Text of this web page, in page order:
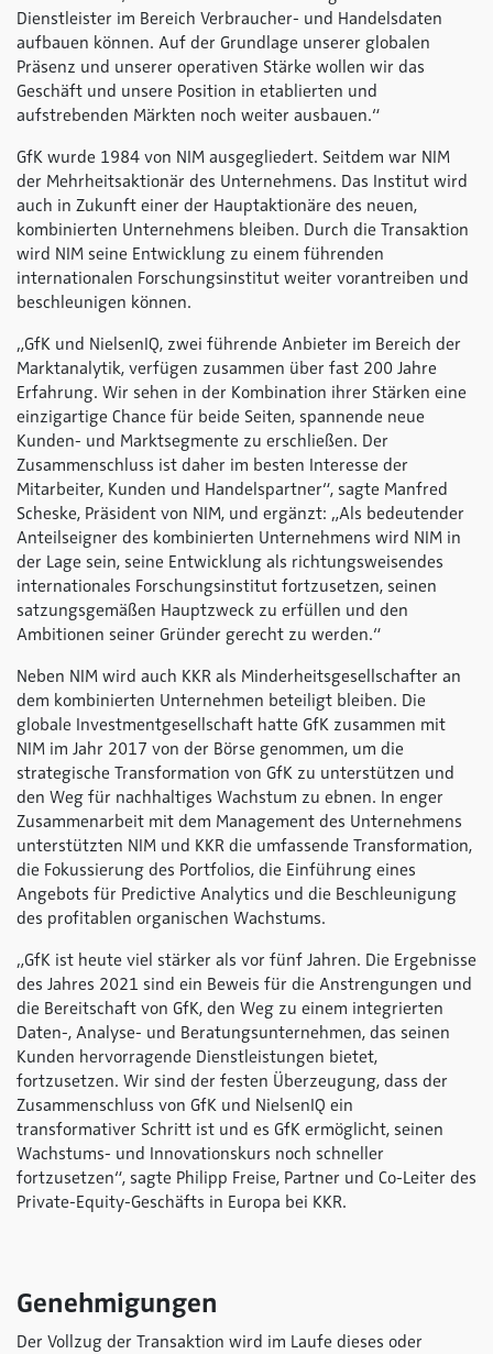
Dienstleister im Bereich Verbraucher- und Handelsdaten
aufbauen können. Auf der Grundlage unserer globalen
Präsenz und unserer operativen Stärke wollen wir das
Geschäft und unsere Position in etablierten und
aufstrebenden Märkten noch weiter ausbauen.“
GfK wurde 1984 von NIM ausgegliedert. Seitdem war NIM
der Mehrheitsaktionär des Unternehmens. Das Institut wird
auch in Zukunft einer der Hauptaktionäre des neuen,
kombinierten Unternehmens bleiben. Durch die Transaktion
wird NIM seine Entwicklung zu einem führenden
internationalen Forschungsinstitut weiter vorantreiben und
beschleunigen können.
„GfK und NielsenIQ, zwei führende Anbieter im Bereich der
Marktanalytik, verfügen zusammen über fast 200 Jahre
Erfahrung. Wir sehen in der Kombination ihrer Stärken eine
einzigartige Chance für beide Seiten, spannende neue
Kunden- und Marktsegmente zu erschließen. Der
Zusammenschluss ist daher im besten Interesse der
Mitarbeiter, Kunden und Handelspartner“, sagte Manfred
Scheske, Präsident von NIM, und ergänzt: „Als bedeutender
Anteilseigner des kombinierten Unternehmens wird NIM in
der Lage sein, seine Entwicklung als richtungsweisendes
internationales Forschungsinstitut fortzusetzen, seinen
satzungsgemäßen Hauptzweck zu erfüllen und den
Ambitionen seiner Gründer gerecht zu werden.“
Neben NIM wird auch KKR als Minderheitsgesellschafter an
dem kombinierten Unternehmen beteiligt bleiben. Die
globale Investmentgesellschaft hatte GfK zusammen mit
NIM im Jahr 2017 von der Börse genommen, um die
strategische Transformation von GfK zu unterstützen und
den Weg für nachhaltiges Wachstum zu ebnen. In enger
Zusammenarbeit mit dem Management des Unternehmens
unterstützten NIM und KKR die umfassende Transformation,
die Fokussierung des Portfolios, die Einführung eines
Angebots für Predictive Analytics und die Beschleunigung
des profitablen organischen Wachstums.
„GfK ist heute viel stärker als vor fünf Jahren. Die Ergebnisse
des Jahres 2021 sind ein Beweis für die Anstrengungen und
die Bereitschaft von GfK, den Weg zu einem integrierten
Daten-, Analyse- und Beratungsunternehmen, das seinen
Kunden hervorragende Dienstleistungen bietet,
fortzusetzen. Wir sind der festen Überzeugung, dass der
Zusammenschluss von GfK und NielsenIQ ein
transformativer Schritt ist und es GfK ermöglicht, seinen
Wachstums- und Innovationskurs noch schneller
fortzusetzen“, sagte Philipp Freise, Partner und Co-Leiter des
Private-Equity-Geschäfts in Europa bei KKR.
Genehmigungen
Der Vollzug der Transaktion wird im Laufe dieses oder